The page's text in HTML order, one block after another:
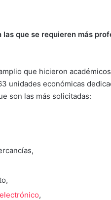
las que se requieren más
que hicieron
unidades económicas
son las más solicitadas:
,